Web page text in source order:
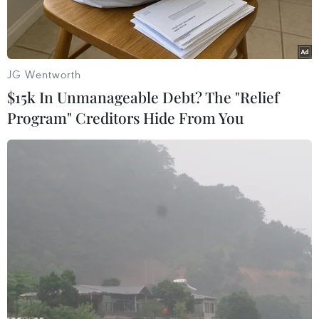
Khói mù do ô nhiễm bao trùm đường phố ở Pontianak, Tây
Singapore cũng xuống dưới mức an toàn cho
sức khỏe con người, đe dọa tới giải đua xe F1,
dự kiến diễn ra trong các ngày từ 20-22/9 tới.
JG Wentworth
$15k In Unmanageable Debt? The "Relief
Program" Creditors Hide From You